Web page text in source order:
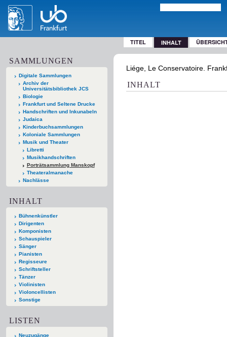
TITEL INHALT
SAMMLUNGEN
Digitale Sammlungen
Archiv der
Universitätsbibliothek JCS
Biologie
Frankfurt und Seltene Drucke
Handschriften und Inkunabeln
Judaica
Kinderbuchsammlungen
Koloniale Sammlungen
Musik und Theater
Libretti
Musikhandschriften
Porträtsammlung Manskopf
Theateralmanache
Nachlässe
INHALT
Bühnenkünstler
Dirigenten
Komponisten
Schauspieler
Sänger
Pianisten
Regisseure
Schriftsteller
Tänzer
Violinisten
Violoncellisten
Sonstige
LISTEN
Neuzugänge
Liége, Le Conservatoire.
INHALT